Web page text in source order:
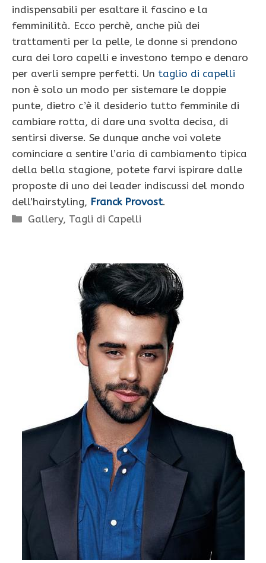
indispensabili per esaltare il fascino e la
femminilità. Ecco perchè, anche più dei
trattamenti per la pelle, le donne si prendono
cura dei loro capelli e investono tempo e denaro
per averli sempre perfetti. Un taglio di capelli
non è solo un modo per sistemare le doppie
punte, dietro c’è il desiderio tutto femminile di
cambiare rotta, di dare una svolta decisa, di
sentirsi diverse. Se dunque anche voi volete
cominciare a sentire l’aria di cambiamento tipica
della bella stagione, potete farvi ispirare dalle
proposte di uno dei leader indiscussi del mondo
dell’hairstyling, Franck Provost.
Categorie
Gallery, Tagli di Capelli